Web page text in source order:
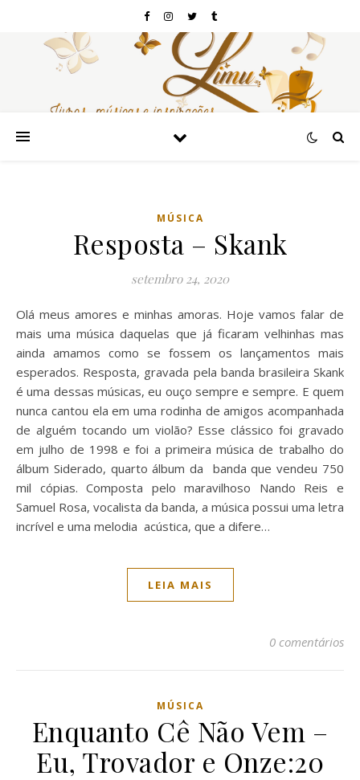
MÚSICA
Resposta – Skank
setembro 24, 2020
Olá meus amores e minhas amoras. Hoje vamos falar de
mais uma música daquelas que já ficaram velhinhas mas
ainda amamos como se fossem os lançamentos mais
esperados. Resposta, gravada pela banda brasileira Skank
é uma dessas músicas, eu ouço sempre e sempre. E quem
nunca cantou ela em uma rodinha de amigos acompanhada
de alguém tocando um violão? Esse clássico foi gravado
em julho de 1998 e foi a primeira música de trabalho do
álbum Siderado, quarto álbum da banda que vendeu 750
mil cópias. Composta pelo maravilhoso Nando Reis e
Samuel Rosa, vocalista da banda, a música possui uma letra
incrível e uma melodia acústica, que a difere…
LEIA MAIS
0 comentários
MÚSICA
Enquanto Cê Não Vem –
Eu, Trovador e Onze:20